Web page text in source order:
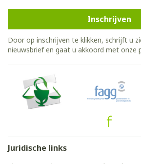
Inschrijven
Door op inschrijven te klikken, schrijft u
nieuwsbrief en gaat u akkoord met onze
Juridische links